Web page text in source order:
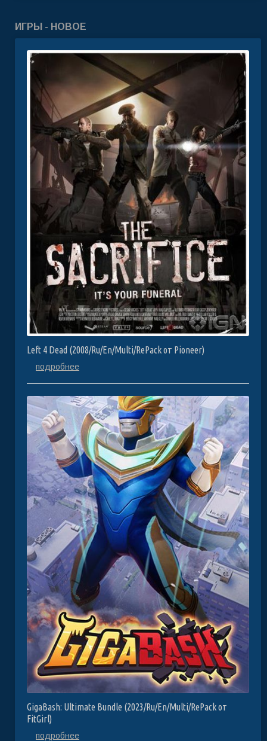
ИГРЫ - НОВОЕ
Left 4 Dead (2008/Ru/En/Multi/RePack от Pioneer)
подробнее
GigaBash: Ultimate Bundle (2023/Ru/En/Multi/RePack от
FitGirl)
подробнее